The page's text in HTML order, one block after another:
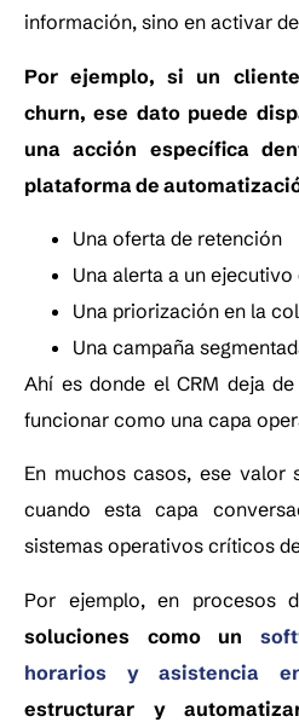
información, sino en activar
Por ejemplo, si un
churn, ese dato puede
una acción específica
plataforma de
Una oferta de retención
Una alerta a un ejecutivo
Una priorización en la
Una campaña
Ahí es donde el CRM deja
funcionar como una capa
En muchos casos, ese valor
cuando esta capa
sistemas operativos críticos
Por ejemplo, en procesos
soluciones como un
horarios y asistencia
estructurar y